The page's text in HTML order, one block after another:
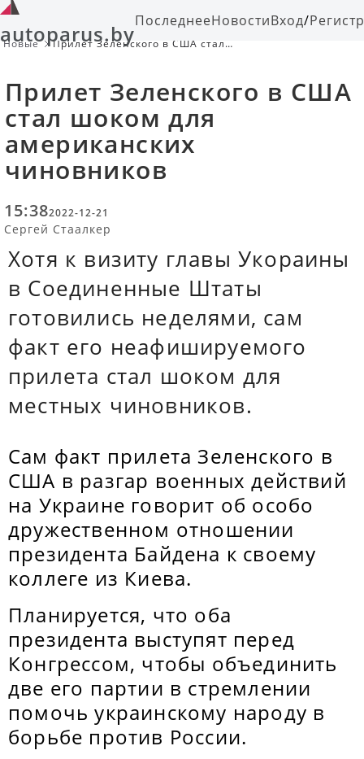
autoparus.byПоследнееНовостиВход/
Новые
Прилет Зеленского в США стал
Прилет Зеленского в США
стал шоком для
американских
чиновников
15:382022-12-21
Сергей Стаалкер
Хотя к визиту главы Укораины
в Соединенные Штаты
готовились неделями, сам
факт его неафишируемого
прилета стал шоком для
местных чиновников.
Сам факт прилета Зеленского в
США в разгар военных действий
на Украине говорит об особо
дружественном отношении
президента Байдена к своему
коллеге из Киева.
Планируется, что оба
президента выступят перед
Конгрессом, чтобы объединить
две его партии в стремлении
помочь украинскому народу в
борьбе против России.